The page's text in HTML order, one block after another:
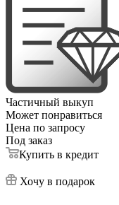
Частичный выкуп
Может понравиться
Цена по запросу
Под заказ
Купить в кредит
Хочу в подарок